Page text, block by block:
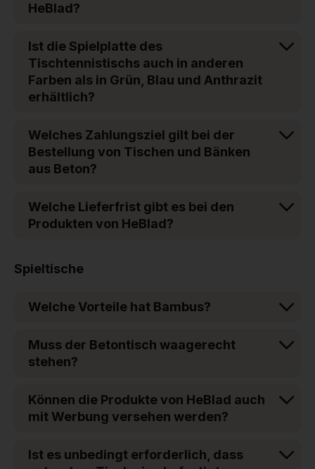
HeBlad?
Ist die Spielplatte des
Tischtennistischs auch in anderen
Farben als in Grün, Blau und Anthrazit
erhältlich?
Welches Zahlungsziel gilt bei der
Bestellung von Tischen und Bänken
aus Beton?
Welche Lieferfrist gibt es bei den
Produkten von HeBlad?
Spieltische
Welche Vorteile hat Bambus?
Muss der Betontisch waagerecht
stehen?
Können die Produkte von HeBlad auch
mit Werbung versehen werden?
Ist es unbedingt erforderlich, dass